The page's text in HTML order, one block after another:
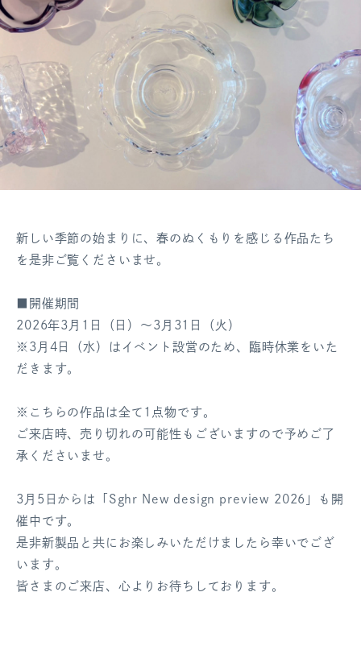
新しい季節の始まりに、春のぬくもりを感じる作品たち
を是非ご覧くださいませ。
■開催期間
2026年3月1日（日）～3月31日（火）
※3月4日（水）はイベント設営のため、臨時休業をいた
だきます。
※こちらの作品は全て1点物です。
ご来店時、売り切れの可能性もございますので予めご了
承くださいませ。
3月5日からは「Sghr New design preview 2026」も開
催中です。
是非新製品と共にお楽しみいただけましたら幸いでござ
います。
皆さまのご来店、心よりお待ちしております。